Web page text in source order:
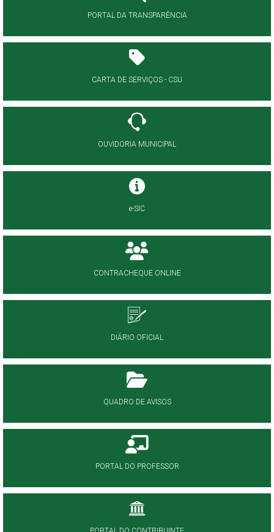
PORTAL DA TRANSPARÊNCIA
CARTA DE SERVIÇOS - CSU
OUVIDORIA MUNICIPAL
e-SIC
CONTRACHEQUE ONLINE
DIÁRIO OFICIAL
QUADRO DE AVISOS
PORTAL DO PROFESSOR